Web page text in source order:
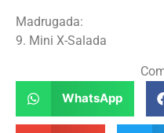
Madrugada:
9. Mini X-Salada
WhatsApp